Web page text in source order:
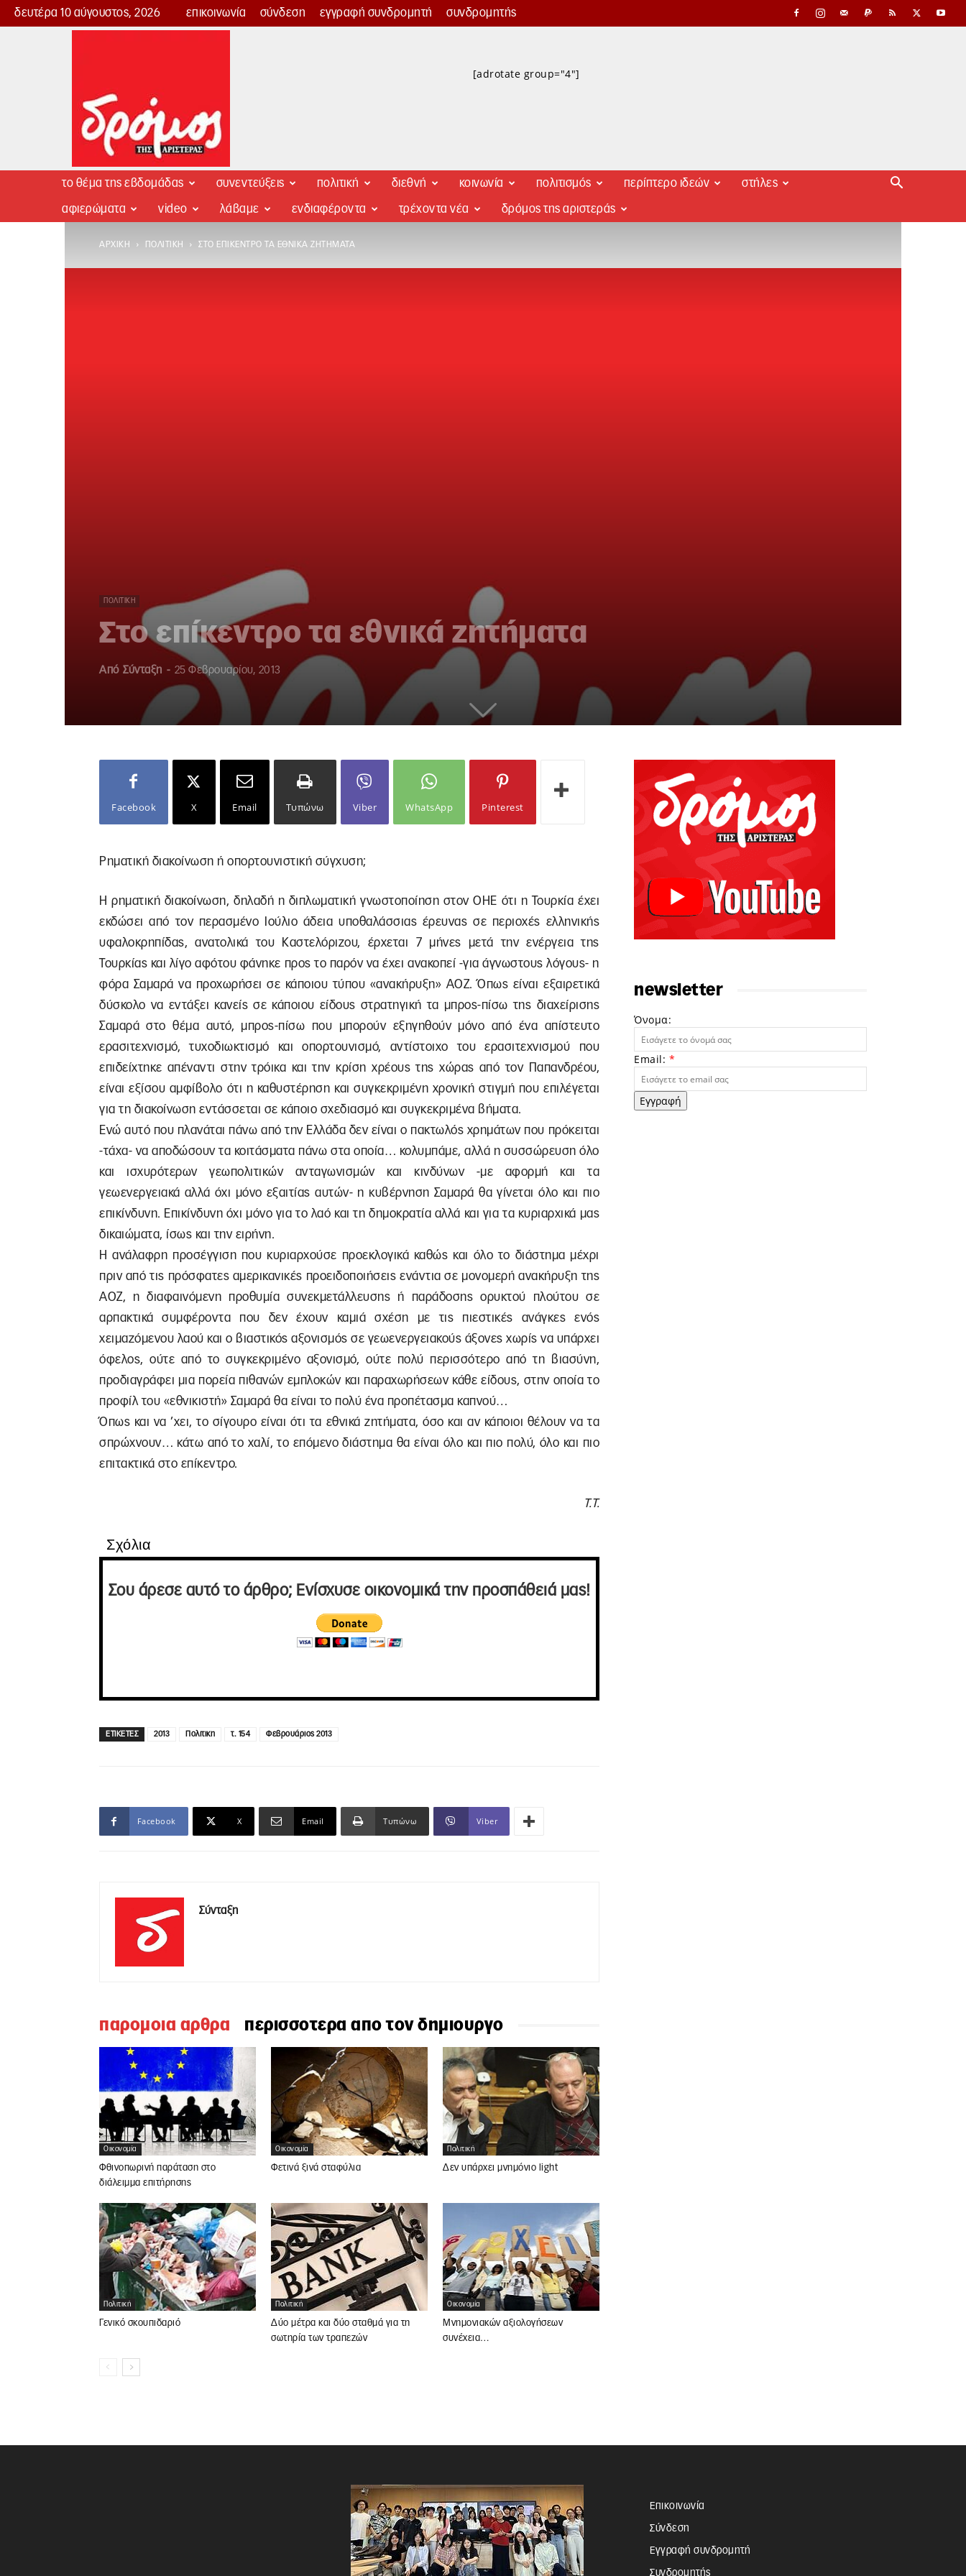
δευτέρα 10 αύγουστος, 2026 επικοινωνία σύνδεση εγγραφή συνδρομητή συνδρομητής
Δρόμος
[adrotate group="4"]
το θέμα της εβδομάδας συνεντεύξεις πολιτική διεθνή κοινωνία πολιτισμός περίπτερο ιδεών στήλες
αφιερώματα video λάβαμε ενδιαφέροντα τρέχοντα νέα δρόμος της αριστεράς
ΑΡΧΙΚΉ ΠΟΛΙΤΙΚΉ ΣΤΟ ΕΠΊΚΕΝΤΡΟ ΤΑ ΕΘΝΙΚΆ ΖΗΤΉΜΑΤΑ
ΠΟΛΙΤΙΚΉ
Στο επίκεντρο τα εθνικά ζητήματα
Από Σύνταξη - 25 Φεβρουαρίου, 2013
Facebook X Email Τυπώνω Viber WhatsApp Pinterest
Ρηματική διακοίνωση ή οπορτουνιστική σύγχυση;
Η ρηματική διακοίνωση, δηλαδή η διπλωματική γνωστοποίηση στον ΟΗΕ ότι η Τουρκία έχει
εκδώσει από τον περασμένο Ιούλιο άδεια υποθαλάσσιας έρευνας σε περιοχές ελληνικής
υφαλοκρηπίδας, ανατολικά του Καστελόριζου, έρχεται 7 μήνες μετά την ενέργεια της
Τουρκίας και λίγο αφότου φάνηκε προς το παρόν να έχει ανακοπεί -για άγνωστους λόγους- η
φόρα Σαμαρά να προχωρήσει σε κάποιου τύπου «ανακήρυξη» ΑΟΖ. Όπως είναι εξαιρετικά
δύσκολο να εντάξει κανείς σε κάποιου είδους στρατηγική τα μπρος-πίσω της διαχείρισης
Σαμαρά στο θέμα αυτό, μπρος-πίσω που μπορούν εξηγηθούν μόνο από ένα απίστευτο
ερασιτεχνισμό, τυχοδιωκτισμό και οπορτουνισμό, αντίστοιχο του ερασιτεχνισμού που
επιδείχτηκε απέναντι στην τρόικα και την κρίση χρέους της χώρας από τον Παπανδρέου,
είναι εξίσου αμφίβολο ότι η καθυστέρηση και συγκεκριμένη χρονική στιγμή που επιλέγεται
για τη διακοίνωση εντάσσεται σε κάποιο σχεδιασμό και συγκεκριμένα βήματα.
Ενώ αυτό που πλανάται πάνω από την Ελλάδα δεν είναι ο πακτωλός χρημάτων που πρόκειται
-τάχα- να αποδώσουν τα κοιτάσματα πάνω στα οποία… κολυμπάμε, αλλά η συσσώρευση όλο
και ισχυρότερων γεωπολιτικών ανταγωνισμών και κινδύνων -με αφορμή και τα
γεωενεργειακά αλλά όχι μόνο εξαιτίας αυτών- η κυβέρνηση Σαμαρά θα γίνεται όλο και πιο
επικίνδυνη. Επικίνδυνη όχι μόνο για το λαό και τη δημοκρατία αλλά και για τα κυριαρχικά μας
δικαιώματα, ίσως και την ειρήνη.
Η ανάλαφρη προσέγγιση που κυριαρχούσε προεκλογικά καθώς και όλο το διάστημα μέχρι
πριν από τις πρόσφατες αμερικανικές προειδοποιήσεις ενάντια σε μονομερή ανακήρυξη της
ΑΟΖ, η διαφαινόμενη προθυμία συνεκμετάλλευσης ή παράδοσης ορυκτού πλούτου σε
αρπακτικά συμφέροντα που δεν έχουν καμιά σχέση με τις πιεστικές ανάγκες ενός
χειμαζόμενου λαού και ο βιαστικός αξονισμός σε γεωενεργειακούς άξονες χωρίς να υπάρχει
όφελος, ούτε από το συγκεκριμένο αξονισμό, ούτε πολύ περισσότερο από τη βιασύνη,
προδιαγράφει μια πορεία πιθανών εμπλοκών και παραχωρήσεων κάθε είδους, στην οποία το
προφίλ του «εθνικιστή» Σαμαρά θα είναι το πολύ ένα προπέτασμα καπνού…
Όπως και να ’χει, το σίγουρο είναι ότι τα εθνικά ζητήματα, όσο και αν κάποιοι θέλουν να τα
σπρώχνουν… κάτω από το χαλί, το επόμενο διάστημα θα είναι όλο και πιο πολύ, όλο και πιο
επιτακτικά στο επίκεντρο.
Τ.Τ.
Σχόλια
Σου άρεσε αυτό το άρθρο; Ενίσχυσε οικονομικά την προσπάθειά μας!
ΕΤΙΚΕΤΕΣ 2013 Πολιτικη τ. 154 Φεβρουάριος 2013
Facebook X Email Τυπώνω Viber
Σύνταξη
παρομοια αρθρα περισσοτερα απο τον δημιουργο
Οικονομία
Φθινοπωρινή παράταση στο
διάλειμμα επιτήρησης
Οικονομία
Φετινά ξινά σταφύλια
Πολιτική
Δεν υπάρχει μνημόνιο light
Πολιτική
Γενικό σκουπιδαριό
Πολιτική
Δύο μέτρα και δύο σταθμά για τη
σωτηρία των τραπεζών
Οικονομία
Μνημονιακών αξιολογήσεων
συνέχεια…
newsletter
Όνομα:
Email: *
Εγγραφή
Επικοινωνία
Σύνδεση
Εγγραφή συνδρομητή
Συνδρομητής